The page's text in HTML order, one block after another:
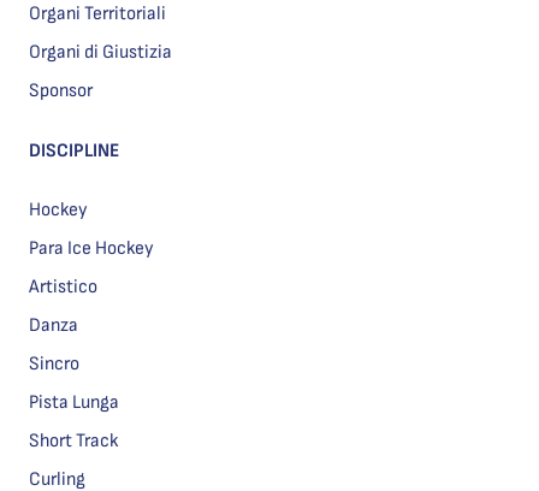
Organi Territoriali
Organi di Giustizia
Sponsor
DISCIPLINE
Hockey
Para Ice Hockey
Artistico
Danza
Sincro
Pista Lunga
Short Track
Curling